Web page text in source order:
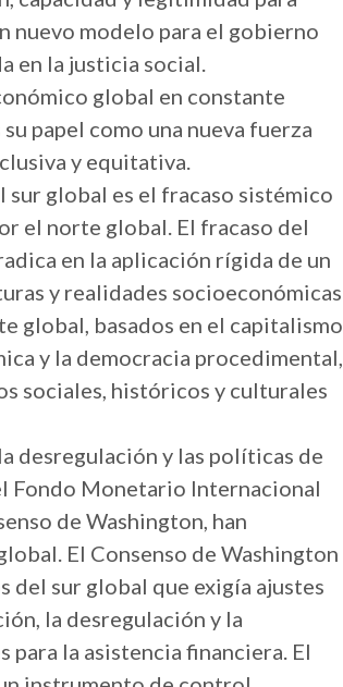
nuevo modelo para el gobierno
en la justicia social.
global en constante
papel como una nueva fuerza
y equitativa.
global es el fracaso sistémico
el norte global. El fracaso del
en la aplicación rígida de un
y realidades socioeconómicas
global, basados en el capitalismo
y la democracia procedimental,
sociales, históricos y culturales
desregulación y las políticas de
Fondo Monetario Internacional
de Washington, han
El Consenso de Washington
del sur global que exigía ajustes
la desregulación y la
la asistencia financiera. El